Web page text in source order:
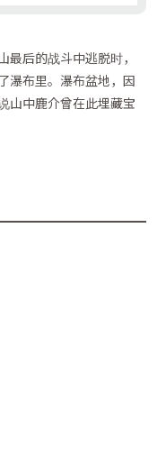
后的战斗中逃脱时，
瀑布里。瀑布盆地，因
山中鹿介曾在此埋藏宝